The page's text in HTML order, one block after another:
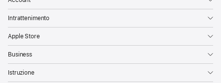
Intrattenimento
Apple Store
Business
Istruzione